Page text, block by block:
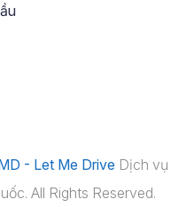
- Let Me Drive Dịch vụ
All Rights Reserved.